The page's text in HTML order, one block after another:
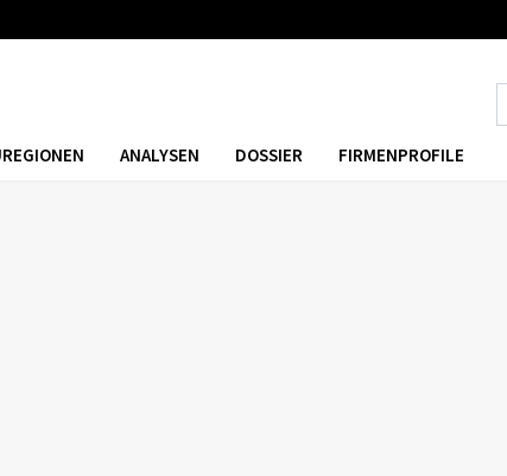
ANALYSEN DOSSIER FIRMENPROFILE